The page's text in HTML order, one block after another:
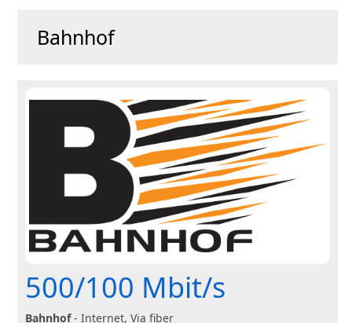
Bahnhof
500/100 Mbit/s
Bahnhof- Internet, Via fiber